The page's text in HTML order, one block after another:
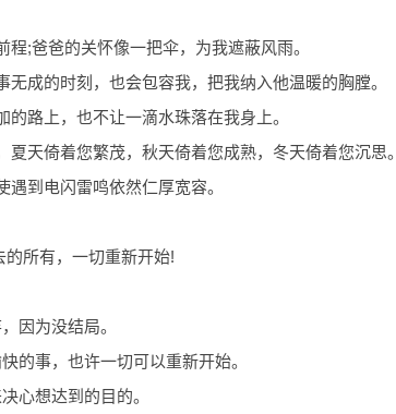
;爸爸的关怀像一把伞，为我遮蔽风雨。
成的时刻，也会包容我，把我纳入他温暖的胸膛。
路上，也不让一滴水珠落在我身上。
天倚着您繁茂，秋天倚着您成熟，冬天倚着您沉思。
到电闪雷鸣依然仁厚宽容。
所有，一切重新开始!
因为没结局。
的事，也许一切可以重新开始。
心想达到的目的。